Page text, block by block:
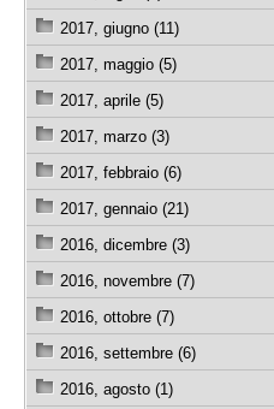
2017, giugno (11)
2017, maggio (5)
2017, aprile (5)
2017, marzo (3)
2017, febbraio (6)
2017, gennaio (21)
2016, dicembre (3)
2016, novembre (7)
2016, ottobre (7)
2016, settembre (6)
2016, agosto (1)